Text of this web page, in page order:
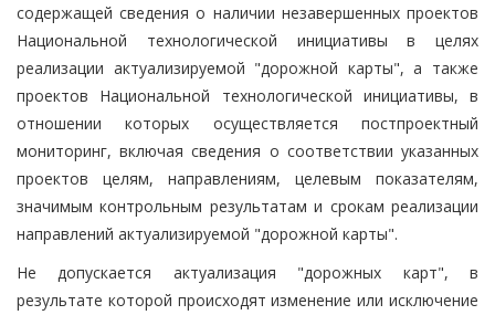
содержащей сведения о наличии незавершенных проектов
Национальной технологической инициативы в целях
реализации актуализируемой "дорожной карты", а также
проектов Национальной технологической инициативы, в
отношении которых осуществляется постпроектный
мониторинг, включая сведения о соответствии указанных
проектов целям, направлениям, целевым показателям,
значимым контрольным результатам и срокам реализации
направлений актуализируемой "дорожной карты".
Не допускается актуализация "дорожных карт", в
результате которой происходят изменение или исключение